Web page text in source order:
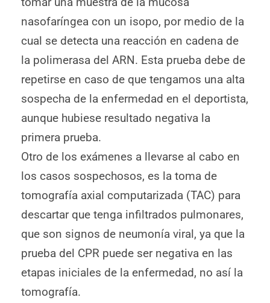
nasofaríngea con un isopo, por medio de la
cual se detecta una reacción en cadena de
la polimerasa del ARN. Esta prueba debe de
repetirse en caso de que tengamos una alta
sospecha de la enfermedad en el deportista,
aunque hubiese resultado negativa la
primera prueba.
Otro de los exámenes a llevarse al cabo en
los casos sospechosos, es la toma de
tomografía axial computarizada (TAC) para
descartar que tenga infiltrados pulmonares,
que son signos de neumonía viral, ya que la
prueba del CPR puede ser negativa en las
etapas iniciales de la enfermedad, no así la
tomografía.